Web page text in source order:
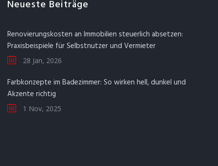
Neueste Beiträge
Renovierungskosten an Immobilien steuerlich absetzen:
Praxisbeispiele für Selbstnutzer und Vermieter
28 Jan, 2026
Farbkonzepte im Badezimmer: So wirken hell, dunkel und
Akzente richtig
1 Nov, 2025